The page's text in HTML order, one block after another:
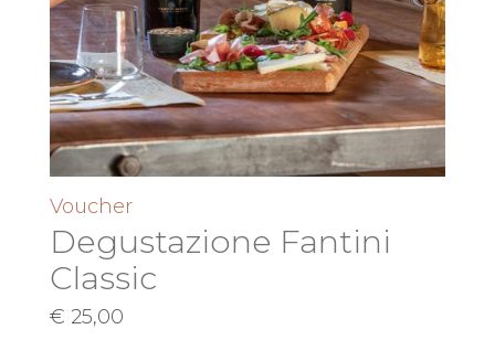
Voucher
Degustazione Fantini
Classic
€ 25,00